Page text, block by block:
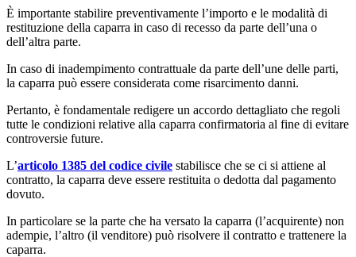
È importante stabilire preventivamente l’importo e le modalità di
restituzione della caparra in caso di recesso da parte dell’una o
dell’altra parte.
In caso di inadempimento contrattuale da parte dell’une delle parti,
la caparra può essere considerata come risarcimento danni.
Pertanto, è fondamentale redigere un accordo dettagliato che regoli
tutte le condizioni relative alla caparra confirmatoria al fine di evitare
controversie future.
L’articolo 1385 del codice civile stabilisce che se ci si attiene al
contratto, la caparra deve essere restituita o dedotta dal pagamento
dovuto.
In particolare se la parte che ha versato la caparra (l’acquirente) non
adempie, l’altro (il venditore) può risolvere il contratto e trattenere la
caparra.